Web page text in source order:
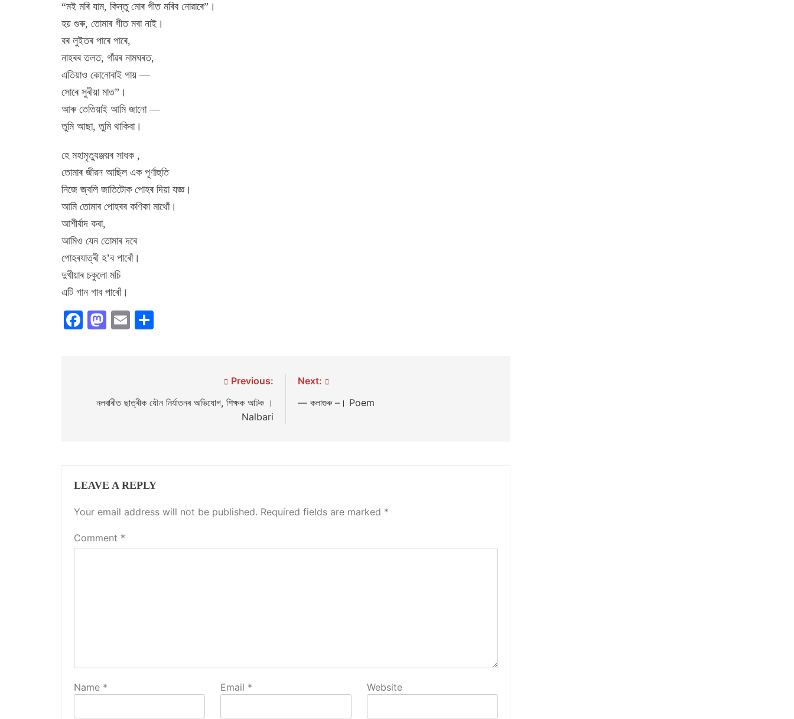
“মই মৰি যাম, কিন্তু মোৰ গীত মৰিব নোৱাৰে”।
হয় গুৰু, তোমাৰ গীত মৰা নাই।
বৰ লুইতৰ পাৰে পাৰে,
নাহৰৰ তলত, গাঁৱৰ নামঘৰত,
এতিয়াও কোনোবাই গায় —
সোৰে সুৰীয়া মাত”।
আৰু তেতিয়াই আমি জানো —
তুমি আছা, তুমি থাকিবা।
হে মহামৃত্যুঞ্জয়ৰ সাধক ,
তোমাৰ জীৱন আছিল এক পূৰ্ণাহুতি
নিজে জ্বলি জাতিটোক পোহৰ দিয়া যজ্ঞ।
আমি তোমাৰ পোহৰৰ কণিকা মাথোঁ।
আশীৰ্বাদ কৰা,
আমিও যেন তোমাৰ দৰে
পোহৰযাত্ৰী হ’ব পাৰোঁ।
দুখীয়াৰ চকুলো মচি
এটি গান গাব পাৰোঁ।
Facebook
Mastodon
Email
navigation
Previous:
নলবাৰীত ছাত্ৰীক যৌন নিৰ্যাতনৰ অভিযোগ, শিক্ষক আটক ।
Nalbari
Next:
— কলাগুৰু –। Poem
LEAVE A REPLY
Your email address will not be published. Required fields are marked *
Comment *
Name * Email * Website